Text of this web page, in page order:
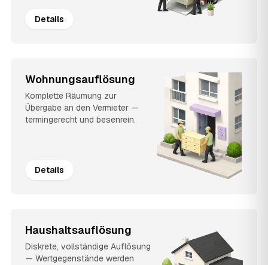
Details
Wohnungsauflösung
Komplette Räumung zur
Übergabe an den Vermieter —
termingerecht und besenrein.
Details
Haushaltsauflösung
Diskrete, vollständige Auflösung
— Wertgegenstände werden